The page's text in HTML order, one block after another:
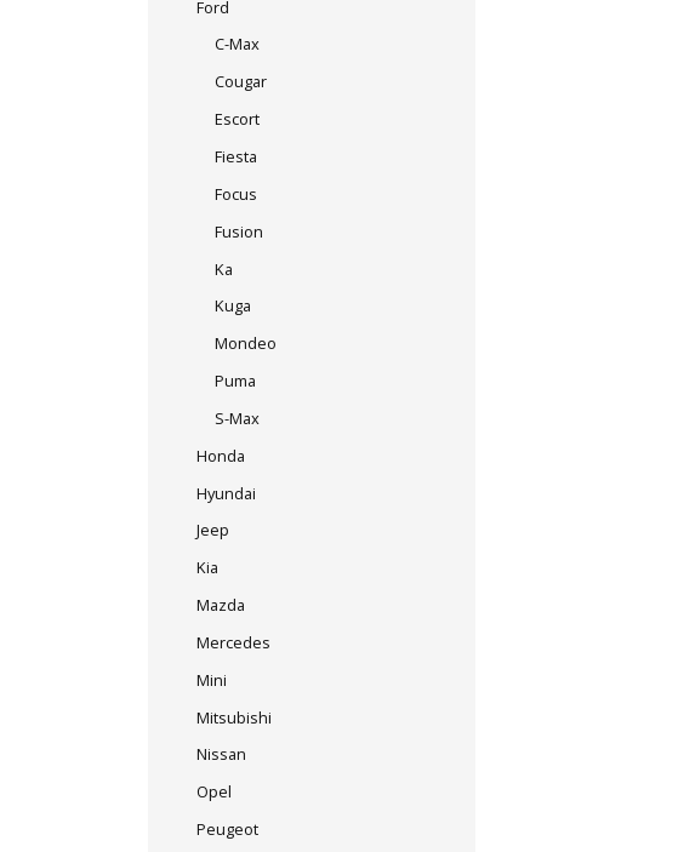
Ford
C-Max
Cougar
Escort
Fiesta
Focus
Fusion
Ka
Kuga
Mondeo
Puma
S-Max
Honda
Hyundai
Jeep
Kia
Mazda
Mercedes
Mini
Mitsubishi
Nissan
Opel
Peugeot